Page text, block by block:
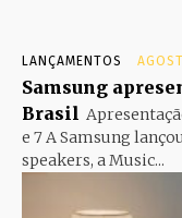
LANÇAMENTOS
Samsung
Brasil
e 7 A Samsung
speakers, a Music...